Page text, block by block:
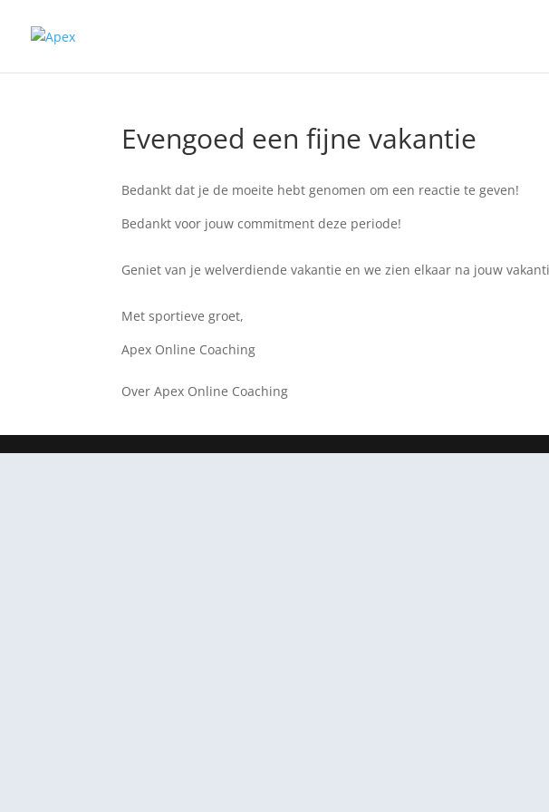
Evengoed een fijne vakantie
Bedankt dat je de moeite hebt genomen om een reactie te geven!
Bedankt voor jouw commitment deze periode!
Geniet van je welverdiende vakantie en we zien elkaar na jouw
Met sportieve groet,
Apex Online Coaching
Over Apex Online Coaching